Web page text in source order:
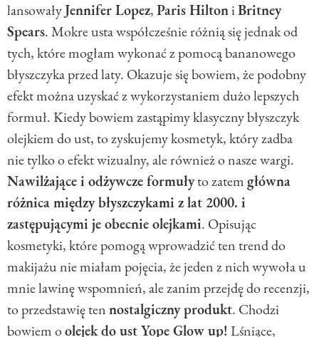
lansowałyJennifer Lopez,Paris HiltoniBritney
Spears. Mokre usta współcześnie różnią się jednak od
tych, które mogłam wykonać z pomocą bananowego
błyszczyka przed laty. Okazuje się bowiem, że podobny
efekt można uzyskać z wykorzystaniem dużo lepszych
formuł. Kiedy bowiem zastąpimy klasyczny błyszczyk
olejkiem do ust, to zyskujemy kosmetyk, który zadba
nie tylko o efekt wizualny, ale również o nasze wargi.
Nawilżające i odżywcze formułyto zatemgłówna
różnica między błyszczykami z lat 2000. i
zastępującymi je obecnie olejkami. Opisując
kosmetyki, które pomogą wprowadzić ten trend do
makijażu nie miałam pojęcia, że jeden z nich wywoła u
mnie lawinę wspomnień, ale zanim przejdę do recenzji,
to przedstawię tennostalgiczny produkt. Chodzi
bowiem oolejek do ust Yope Glow up! Lśniące,